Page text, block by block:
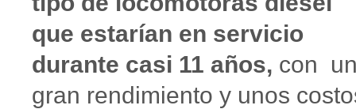
que estarían en servicio
durante casi 11 años, con
gran rendimiento y unos